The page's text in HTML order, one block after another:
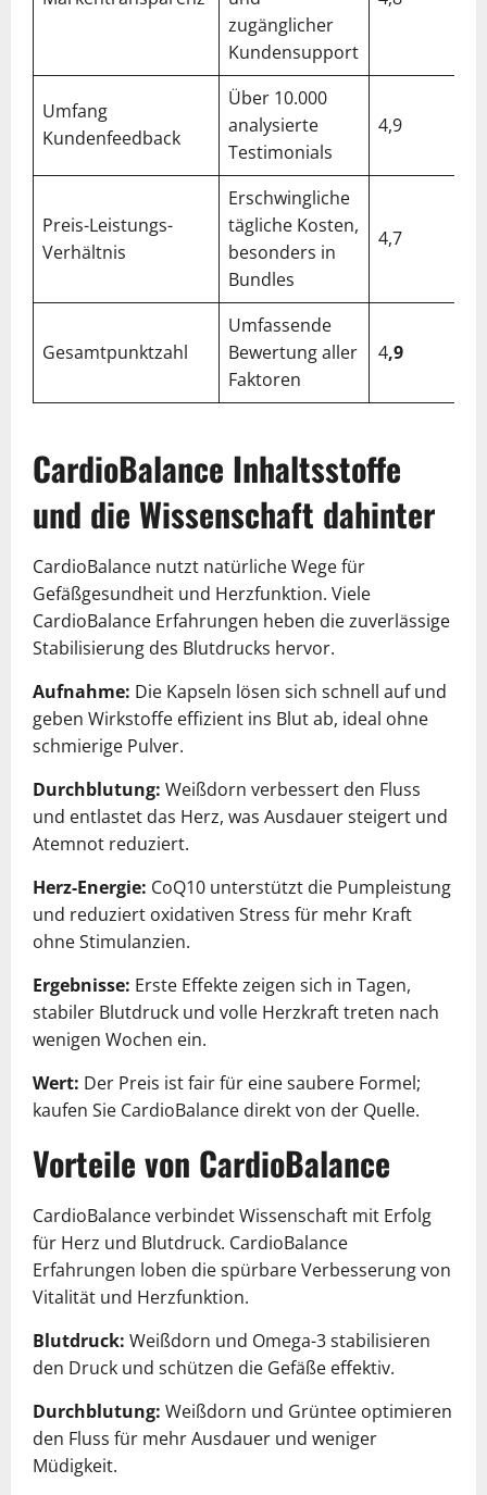
zugänglicher
Kundensupport
Umfang
Kundenfeedback
Über 10.000
analysierte
Testimonials
4,9
Preis-Leistungs-
Verhältnis
Erschwingliche
tägliche Kosten,
besonders in
Bundles
4,7
Gesamtpunktzahl
Umfassende
Bewertung aller
Faktoren
4,9
CardioBalance Inhaltsstoffe
und die Wissenschaft dahinter
CardioBalance nutzt natürliche Wege für
Gefäßgesundheit und Herzfunktion. Viele
CardioBalance Erfahrungen heben die zuverlässige
Stabilisierung des Blutdrucks hervor.
Aufnahme: Die Kapseln lösen sich schnell auf und
geben Wirkstoffe effizient ins Blut ab, ideal ohne
schmierige Pulver.
Durchblutung: Weißdorn verbessert den Fluss
und entlastet das Herz, was Ausdauer steigert und
Atemnot reduziert.
Herz-Energie: CoQ10 unterstützt die Pumpleistung
und reduziert oxidativen Stress für mehr Kraft
ohne Stimulanzien.
Ergebnisse: Erste Effekte zeigen sich in Tagen,
stabiler Blutdruck und volle Herzkraft treten nach
wenigen Wochen ein.
Wert: Der Preis ist fair für eine saubere Formel;
kaufen Sie CardioBalance direkt von der Quelle.
Vorteile von CardioBalance
CardioBalance verbindet Wissenschaft mit Erfolg
für Herz und Blutdruck. CardioBalance
Erfahrungen loben die spürbare Verbesserung von
Vitalität und Herzfunktion.
Blutdruck: Weißdorn und Omega-3 stabilisieren
den Druck und schützen die Gefäße effektiv.
Durchblutung: Weißdorn und Grüntee optimieren
den Fluss für mehr Ausdauer und weniger
Müdigkeit.